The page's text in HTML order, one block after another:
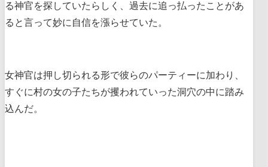
る神官を探していたらしく、過去に追っ払ったことがあ
ると言って妙に自信を漲らせていた。
女神官は押し切られる形で彼らのパーティーに加わり、
すぐに村の女の子たちが攫われていった洞穴の中に踏み
込んだ。